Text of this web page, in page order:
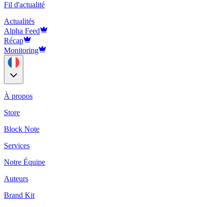
Fil d'actualité
Actualités
Alpha Feed
Récap
Monitoring
À propos
Store
Block Note
Services
Notre Équipe
Auteurs
Brand Kit